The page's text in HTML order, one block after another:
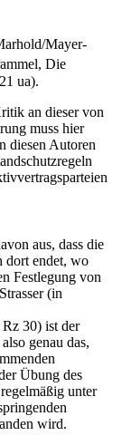
Mayer-
, Die
ua).
an dieser von
muss hier
diesen Autoren
aus, dass die
dort endet, wo
Festlegung von
Strasser(in
Rz 30) ist der
genau das,
Übung des
unter
wird.